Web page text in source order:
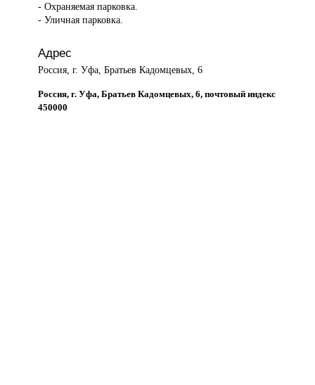
- Охраняемая парковка.
- Уличная парковка.
Адрес
Россия, г. Уфа, Братьев Кадомцевых, 6
Россия, г. Уфа, Братьев Кадомцевых, 6, почтовый индекс
450000